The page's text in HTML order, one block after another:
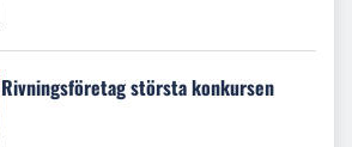
Rivningsföretag största konkursen